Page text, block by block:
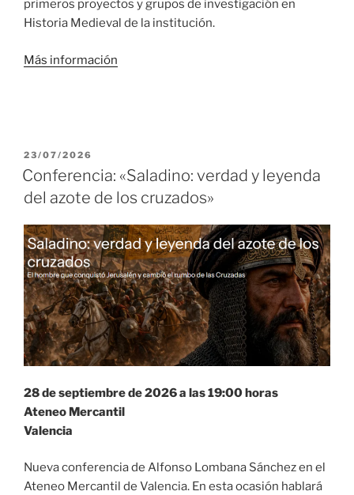
primeros proyectos y grupos de investigación en
Historia Medieval de la institución.
Más información
PUBLICADO
EL
23/07/2026
Conferencia: «Saladino: verdad y leyenda
del azote de los cruzados»
28 de septiembre de 2026 a las 19:00 horas
Ateneo Mercantil
Valencia
Nueva conferencia de Alfonso Lombana Sánchez en el
Ateneo Mercantil de Valencia. En esta ocasión hablará